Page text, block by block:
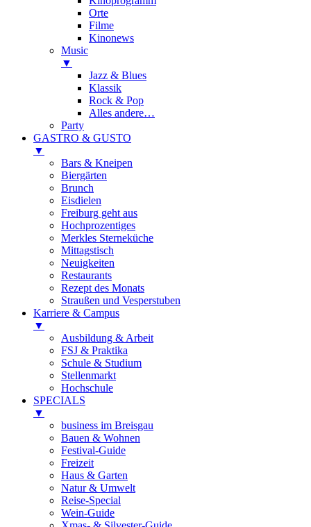
Orte
Filme
Kinonews
Music
▼
Jazz & Blues
Klassik
Rock & Pop
Alles andere…
Party
GASTRO & GUSTO
▼
Bars & Kneipen
Biergärten
Brunch
Eisdielen
Freiburg geht aus
Hochprozentiges
Merkles Sterneküche
Mittagstisch
Neuigkeiten
Restaurants
Rezept des Monats
Straußen und Vesperstuben
Karriere & Campus
▼
Ausbildung & Arbeit
FSJ & Praktika
Schule & Studium
Stellenmarkt
Hochschule
SPECIALS
▼
business im Breisgau
Bauen & Wohnen
Festival-Guide
Freizeit
Haus & Garten
Natur & Umwelt
Reise-Special
Wein-Guide